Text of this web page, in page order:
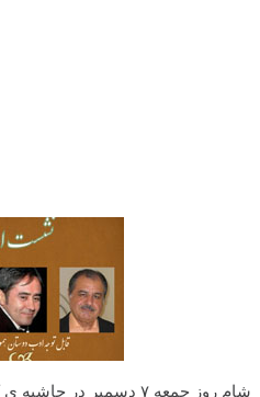
شام روز جمعه ۷ دسمبر